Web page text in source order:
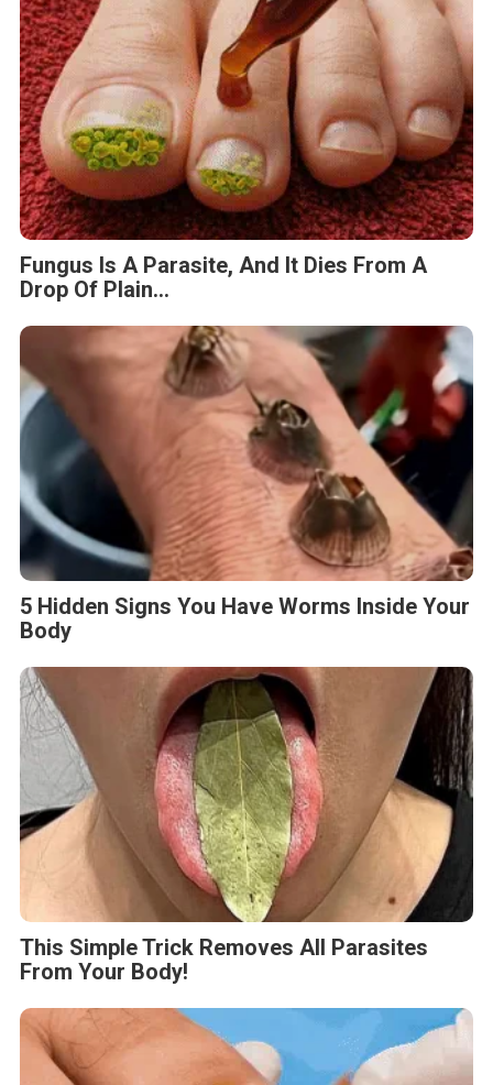
Fungus Is A Parasite, And It Dies From A
Drop Of Plain...
5 Hidden Signs You Have Worms Inside Your
Body
This Simple Trick Removes All Parasites
From Your Body!